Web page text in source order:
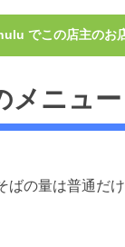
でこの店主のお
メニュー
ばの量は普通だ